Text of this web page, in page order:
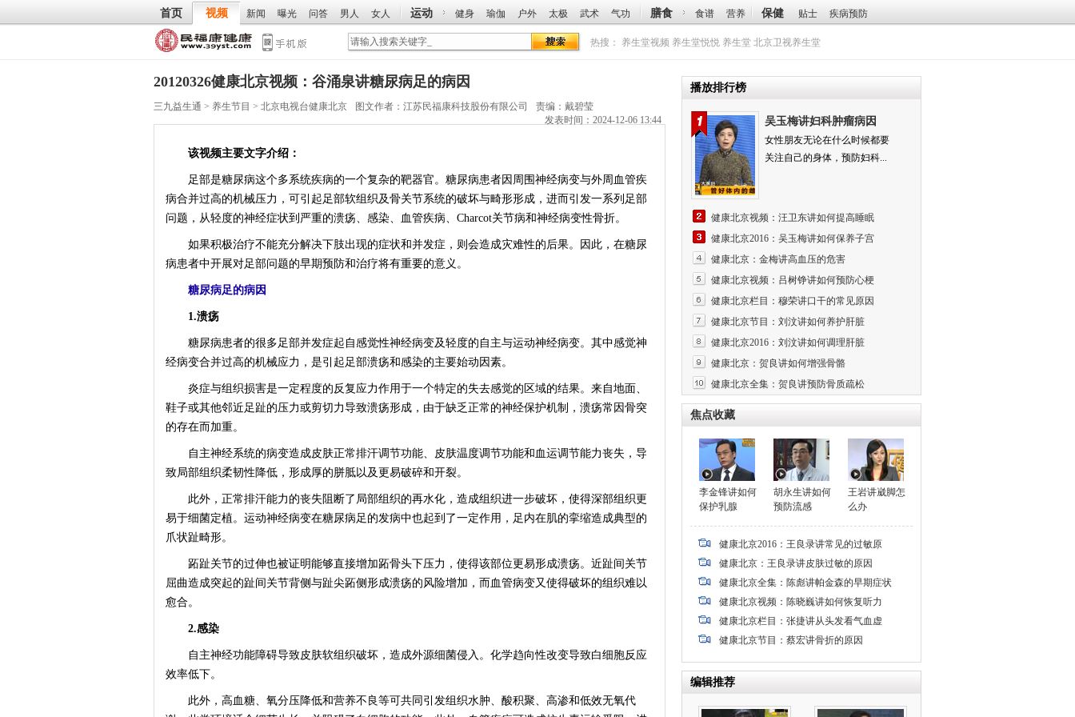
首页 视频 新闻 曝光 问答 男人 女人 运动 健身 瑜伽 户外 太极 武术 气功 膳食 食谱 营养 保健 贴士 疾病预防
热搜： 养生堂视频 养生堂悦悦 养生堂 北京卫视养生堂
20120326健康北京视频：谷涌泉讲糖尿病足的病因
三九益生通 > 养生节目 > 北京电视台健康北京 图文作者： 江苏民福康科技股份有限公司
责编：戴碧莹
发表时间：2024-12-06 13:44
该视频主要文字介绍：
足部是糖尿病这个多系统疾病的一个复杂的靶器官。糖尿病患者因周围神经病变与外周血管疾
病合并过高的机械压力，可引起足部软组织及骨关节系统的破坏与畸形形成，进而引发一系列足部
问题，从轻度的神经症状到严重的溃疡、感染、血管疾病、Charcot关节病和神经病变性骨折。
如果积极治疗不能充分解决下肢出现的症状和并发症，则会造成灾难性的后果。因此，在糖尿
病患者中开展对足部问题的早期预防和治疗将有重要的意义。
糖尿病足的病因
1.溃疡
糖尿病患者的很多足部并发症起自感觉性神经病变及轻度的自主与运动神经病变。其中感觉神
经病变合并过高的机械应力，是引起足部溃疡和感染的主要始动因素。
炎症与组织损害是一定程度的反复应力作用于一个特定的失去感觉的区域的结果。来自地面、
鞋子或其他邻近足趾的压力或剪切力导致溃疡形成，由于缺乏正常的神经保护机制，溃疡常因骨突
的存在而加重。
自主神经系统的病变造成皮肤正常排汗调节功能、皮肤温度调节功能和血运调节能力丧失，导
致局部组织柔韧性降低，形成厚的胼胝以及更易破碎和开裂。
此外，正常排汗能力的丧失阻断了局部组织的再水化，造成组织进一步破坏，使得深部组织更
易于细菌定植。运动神经病变在糖尿病足的发病中也起到了一定作用，足内在肌的挛缩造成典型的
爪状趾畸形。
跖趾关节的过伸也被证明能够直接增加跖骨头下压力，使得该部位更易形成溃疡。近趾间关节
屈曲造成突起的趾间关节背侧与趾尖跖侧形成溃疡的风险增加，而血管病变又使得破坏的组织难以
愈合。
2.感染
自主神经功能障碍导致皮肤软组织破坏，造成外源细菌侵入。化学趋向性改变导致白细胞反应
效率低下。
此外，高血糖、氧分压降低和营养不良等可共同引发组织水肿、酸积聚、高渗和低效无氧代
播放排行榜
吴玉梅讲妇科肿瘤病因
女性朋友无论在什么时候都要
关注自己的身体，预防妇科...
健康北京视频：汪卫东讲如何提高睡眠
健康北京2016：吴玉梅讲如何保养子宫
健康北京：金梅讲高血压的危害
健康北京视频：吕树铮讲如何预防心梗
健康北京栏目：穆荣讲口干的常见原因
健康北京节目：刘汶讲如何养护肝脏
健康北京2016：刘汶讲如何调理肝脏
健康北京：贺良讲如何增强骨骼
健康北京全集：贺良讲预防骨质疏松
焦点收藏
李金锋讲如何
保护乳腺
胡永生讲如何
预防流感
王岩讲崴脚怎
么办
健康北京2016：王良录讲常见的过敏原
健康北京：王良录讲皮肤过敏的原因
健康北京全集：陈彪讲帕金森的早期症状
健康北京视频：陈晓巍讲如何恢复听力
健康北京栏目：张捷讲从头发看气血虚
健康北京节目：蔡宏讲骨折的原因
编辑推荐